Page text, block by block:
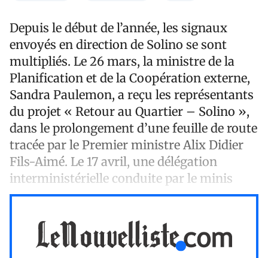
Depuis le début de l’année, les signaux
envoyés en direction de Solino se sont
multipliés. Le 26 mars, la ministre de la
Planification et de la Coopération externe,
Sandra Paulemon, a reçu les représentants
du projet « Retour au Quartier – Solino »,
dans le prolongement d’une feuille de route
tracée par le Premier ministre Alix Didier
Fils-Aimé. Le 17 avril, une délégation
interministérielle conduite par le minis